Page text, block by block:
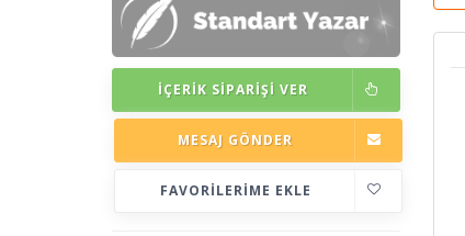
İÇERIK SIPARIŞI VER
MESAJ GÖNDER
FAVORILERIME EKLE